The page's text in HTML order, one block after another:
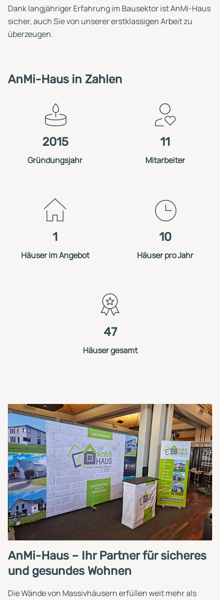
Dank langjähriger Erfahrung im Bausektor ist AnMi-Haus
sicher, auch Sie von unserer erstklassigen Arbeit zu
überzeugen.
AnMi-Haus in Zahlen
2015
Gründungsjahr
11
Mitarbeiter
1
Häuser im Angebot
10
Häuser pro Jahr
47
Häuser gesamt
AnMi-Haus – Ihr Partner für sicheres
und gesundes Wohnen
Die Wände von Massivhäusern erfüllen weit mehr als